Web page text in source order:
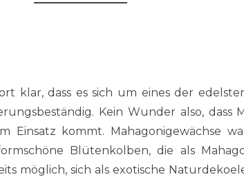
klar, dass es sich um eines der
Kein Wunder also,
Einsatz kommt. Mahagonigewächse
Blütenkolben, die als
möglich, sich als exotische